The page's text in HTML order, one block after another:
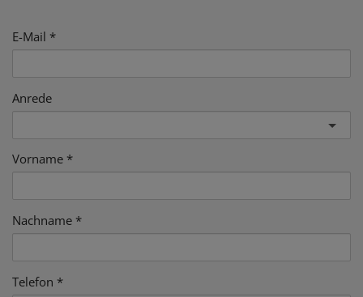
E-Mail
Anrede
Vorname
Nachname
Telefon